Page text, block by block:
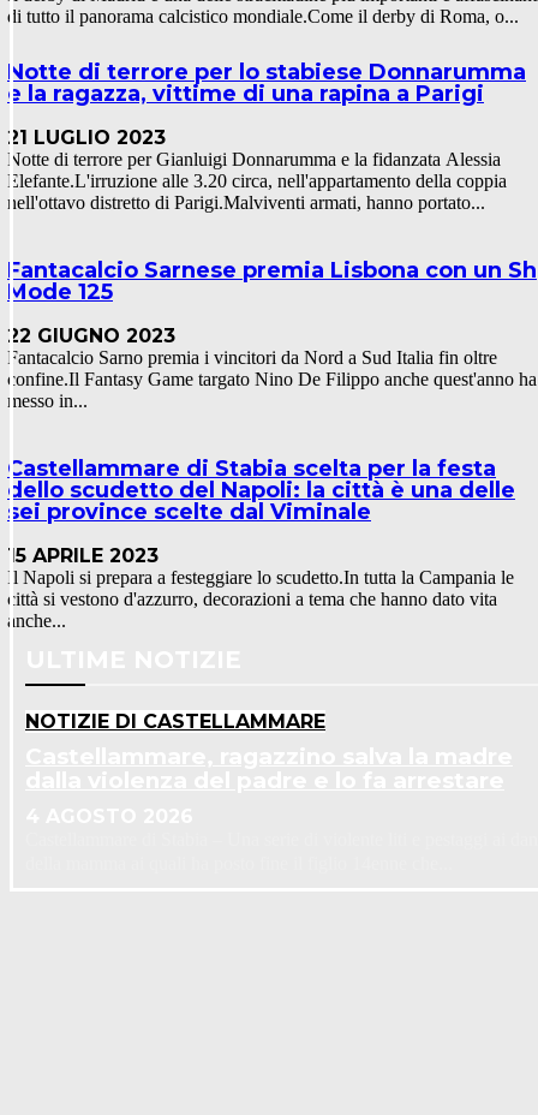
di tutto il panorama calcistico mondiale.Come il derby di Roma, o...
Notte di terrore per lo stabiese Donnarumma
e la ragazza, vittime di una rapina a Parigi
21 LUGLIO 2023
Notte di terrore per Gianluigi Donnarumma e la fidanzata Alessia
Elefante.L'irruzione alle 3.20 circa, nell'appartamento della coppia
nell'ottavo distretto di Parigi.Malviventi armati, hanno portato...
Fantacalcio Sarnese premia Lisbona con un Sh
Mode 125
22 GIUGNO 2023
Fantacalcio Sarno premia i vincitori da Nord a Sud Italia fin oltre
confine.Il Fantasy Game targato Nino De Filippo anche quest'anno ha
messo in...
Castellammare di Stabia scelta per la festa
dello scudetto del Napoli: la città è una delle
sei province scelte dal Viminale
15 APRILE 2023
Il Napoli si prepara a festeggiare lo scudetto.In tutta la Campania le
città si vestono d'azzurro, decorazioni a tema che hanno dato vita
anche...
NOTIZIE DI CASTELLAMMARE